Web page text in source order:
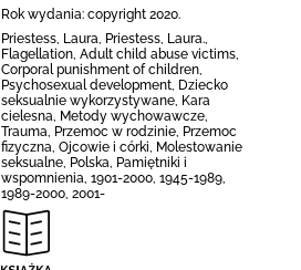
Rok wydania: copyright 2020.
Priestess, Laura, Priestess, Laura.,
Flagellation, Adult child abuse victims,
Corporal punishment of children,
Psychosexual development, Dziecko
seksualnie wykorzystywane, Kara
cielesna, Metody wychowawcze,
Trauma, Przemoc w rodzinie, Przemoc
fizyczna, Ojcowie i córki, Molestowanie
seksualne, Polska, Pamiętniki i
wspomnienia, 1901-2000, 1945-1989,
1989-2000, 2001-